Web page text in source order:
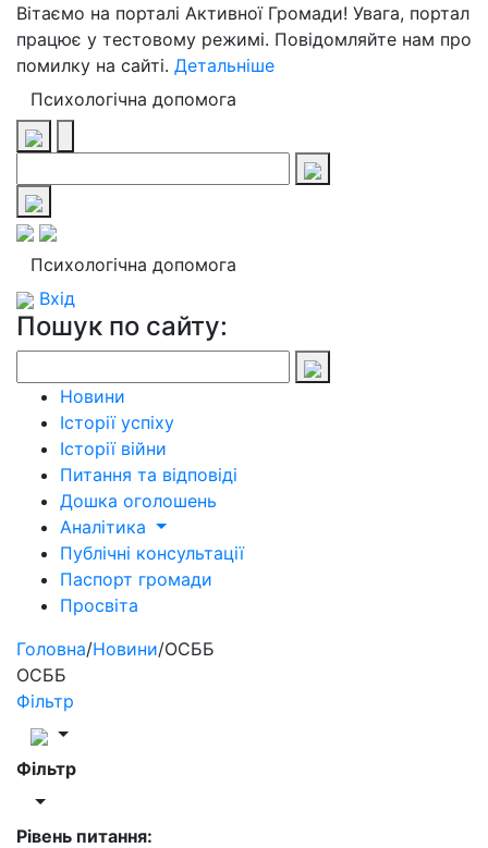
Вітаємо на порталі Активної Громади! Увага, портал
працює у тестовому режимі. Повідомляйте нам про
помилку на сайті. Детальніше
Психологічна допомога
Психологічна допомога
Вхід
Пошук по сайту:
Новини
Історії успіху
Історії війни
Питання та відповіді
Дошка оголошень
Аналітика
Публічні консультації
Паспорт громади
Просвіта
Головна/Новини/ОСББ
ОСББ
Фільтр
Фільтр
Рівень питання: